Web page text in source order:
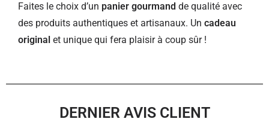
Faites le choix d’un panier gourmand de qualité avec
des produits authentiques et artisanaux. Un cadeau
original et unique qui fera plaisir à coup sûr !
DERNIER AVIS CLIENT